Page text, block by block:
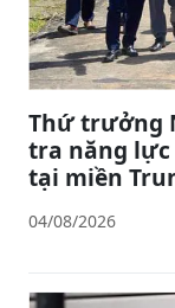
Thứ trưởng
tra năng lực
tại miền
04/08/2026